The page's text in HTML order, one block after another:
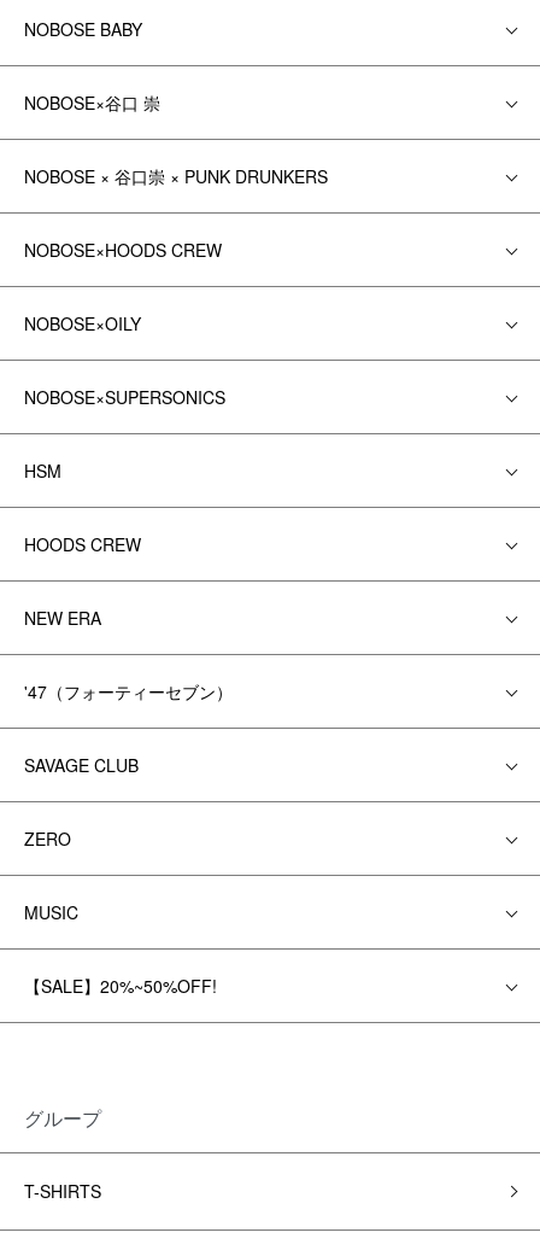
NOBOSE BABY
NOBOSE×谷口 崇
NOBOSE × 谷口崇 × PUNK DRUNKERS
NOBOSE×HOODS CREW
NOBOSE×OILY
NOBOSE×SUPERSONICS
HSM
HOODS CREW
NEW ERA
'47（フォーティーセブン）
SAVAGE CLUB
ZERO
MUSIC
【SALE】20%~50%OFF!
グループ
T-SHIRTS